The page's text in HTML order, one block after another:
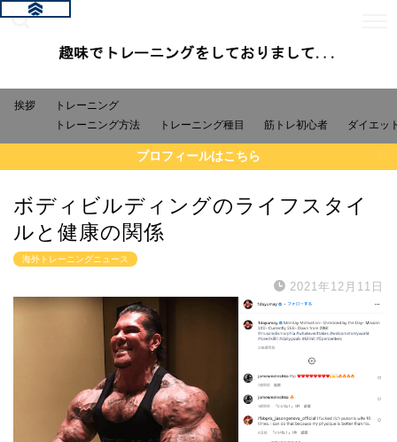
挨拶
トレーニング
トレーニング方法
トレーニング種目 筋トレ初心者 ダイエッ
プロフィールはこちら
ボディビルディングのライフスタイ
ルと健康の関係
海外トレーニングニュース
2021年12月11日